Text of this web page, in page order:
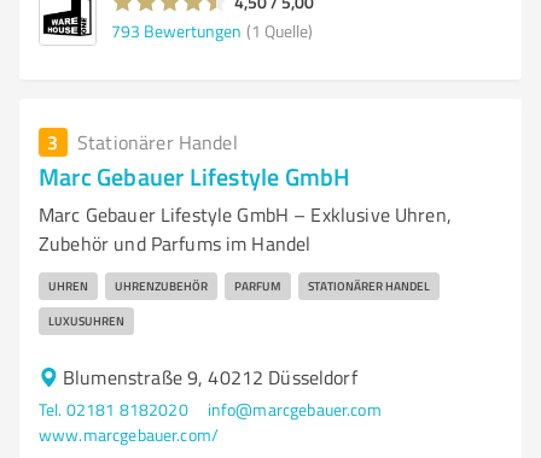
793 Bewertungen (1 Quelle)
3 Stationärer Handel
Marc Gebauer Lifestyle GmbH
Marc Gebauer Lifestyle GmbH – Exklusive Uhren,
Zubehör und Parfums im Handel
UHREN UHRENZUBEHÖR PARFUM STATIONÄRER HANDEL
LUXUSUHREN
Blumenstraße 9, 40212 Düsseldorf
Tel. 02181 8182020
info@marcgebauer.com
www.marcgebauer.com/